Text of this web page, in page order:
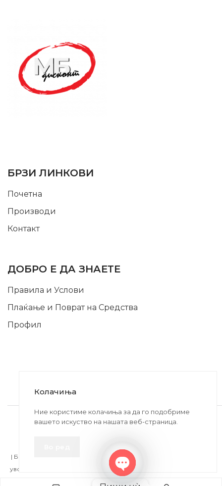
БРЗИ ЛИНКОВИ
Почетна
Производи
Контакт
ДОБРО Е ДА ЗНАЕТЕ
Правила и Услови
Плаќање и Поврат на Средства
Профил
2020-2024 © MB DISKONT. Изработено од
БРАМИТ ДООЕЛ
| БРАЌА МИНКОВИ 57, 2400 СТРУМИЦА | ДПТУ
увоз-извоз Струмица Д.Б.: MK4027005146330 | ЕМБС: 6030530 |
Колачиња
Ние користиме колачиња за да го подобриме
вашето искуство на нашата веб-страница.
Open